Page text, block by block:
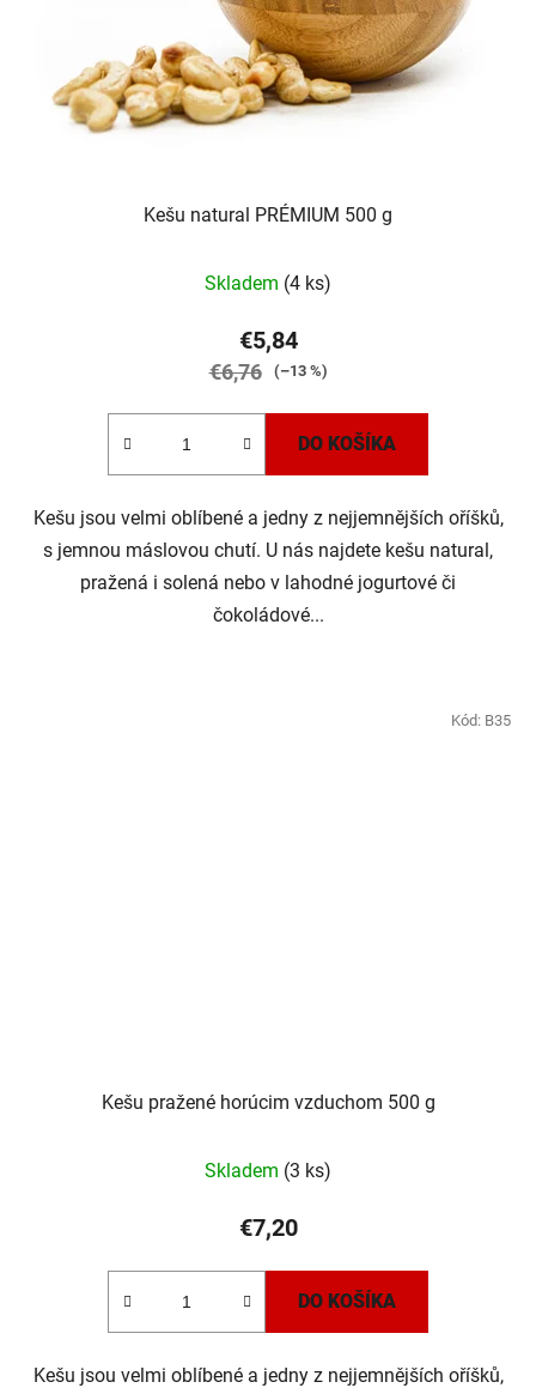
Kešu natural PRÉMIUM 500 g
hodnotenie
produktu
je
Skladem (4 ks)
€5,84
€6,76 (–13 %)
DO KOŠÍKA
Kešu jsou velmi oblíbené a jedny z nejjemnějších oříšků,
s jemnou máslovou chutí. U nás najdete kešu natural,
pražená i solená nebo v lahodné jogurtové či
čokoládové...
Kešu pražené horúcim vzduchom 500 g
Skladem (3 ks)
€7,20
DO KOŠÍKA
Kešu jsou velmi oblíbené a jedny z nejjemnějších oříšků,
Kód: B35